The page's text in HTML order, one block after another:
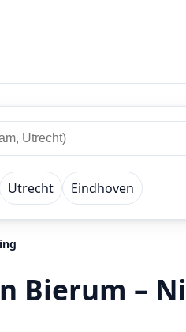
Utrecht Eindhoven
Bierum –